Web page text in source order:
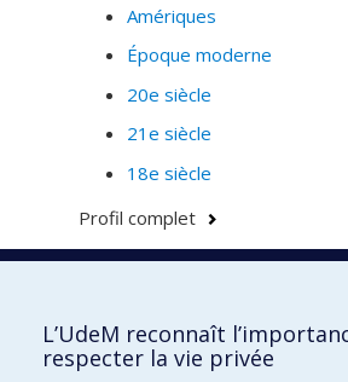
Amériques
Époque moderne
20e siècle
21e siècle
18e siècle
Profil complet
Faculté de
L’UdeM reconnaît
respecter la vie privée